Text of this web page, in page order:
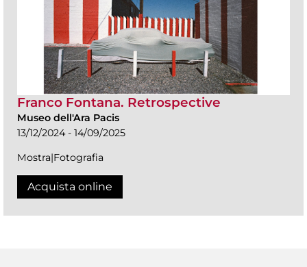
Franco Fontana. Retrospective
Museo dell'Ara Pacis
13/12/2024 - 14/09/2025
Mostra|Fotografia
Acquista online